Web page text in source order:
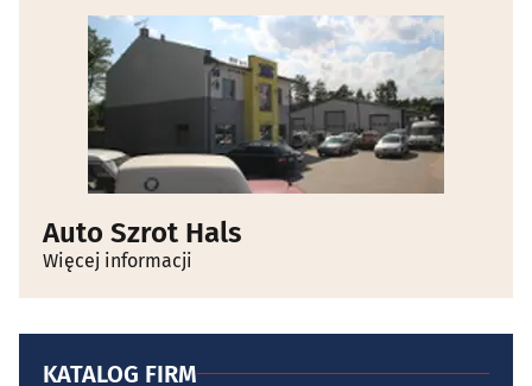
Auto Szrot Hals
Więcej informacji
KATALOG FIRM